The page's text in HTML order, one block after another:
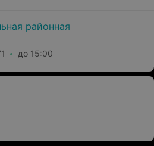
районная
до 15:00